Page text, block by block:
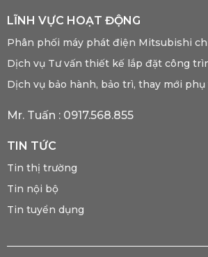
LĨNH VỰC HOẠT ĐỘNG
Phân phối máy phát điện Mitsubishi
Dịch vụ Tư vấn thiết kế lắp đặt công
Dịch vụ bảo hành, bảo trì, thay mới
Mr. Tuấn : 0917.568.855
TIN TỨC
Tin thị trường
Tin nội bộ
Tin tuyển dụng